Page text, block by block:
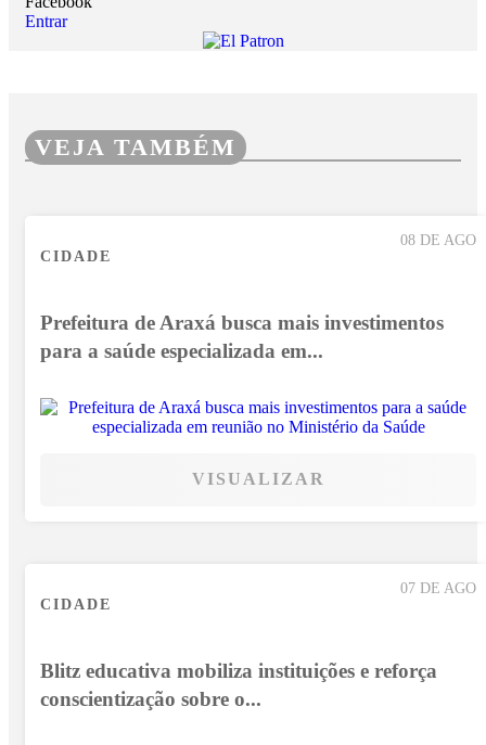
Entrar
VEJA TAMBÉM
08 DE AGO
CIDADE
Prefeitura de Araxá busca mais investimentos
para a saúde especializada em...
VISUALIZAR
07 DE AGO
CIDADE
Blitz educativa mobiliza instituições e reforça
conscientização sobre o...